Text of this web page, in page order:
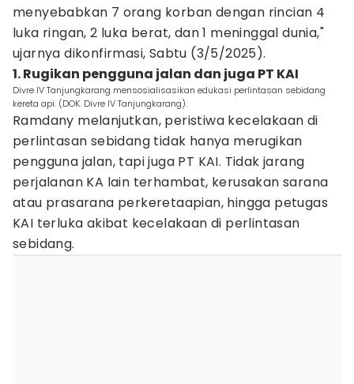
menyebabkan 7 orang korban dengan rincian 4
luka ringan, 2 luka berat, dan 1 meninggal dunia,"
ujarnya dikonfirmasi, Sabtu (3/5/2025).
1. Rugikan pengguna jalan dan juga PT KAI
Divre IV Tanjungkarang mensosialisasikan edukasi perlintasan sebidang
kereta api. (DOK. Divre IV Tanjungkarang).
Ramdany melanjutkan, peristiwa kecelakaan di
perlintasan sebidang tidak hanya merugikan
pengguna jalan, tapi juga PT KAI. Tidak jarang
perjalanan KA lain terhambat, kerusakan sarana
atau prasarana perkeretaapian, hingga petugas
KAI terluka akibat kecelakaan di perlintasan
sebidang.